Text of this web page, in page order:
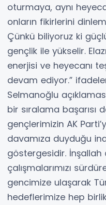
oturmaya, aynı
onların fikirlerini
Çünkü biliyoruz ki
gençlik ile yükselir.
enerjisi ve heyecanı
devam ediyor.”
Selmanoğlu
bir sıralama başarısı
gençlerimizin AK
davamıza duyduğu
göstergesidir. İnşallah
çalışmalarımızı
gencimize ulaşarak
hedeflerimize hep